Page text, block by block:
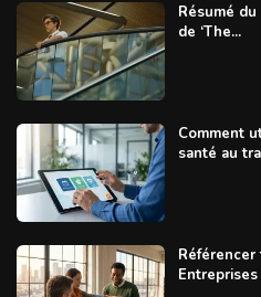
Résumé
de ‘The...
Comment
santé au